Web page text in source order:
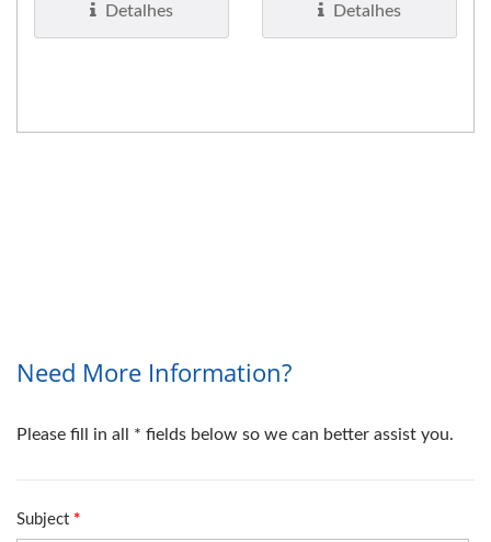
Detalhes
Detalhes